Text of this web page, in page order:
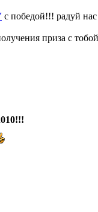
с победой!!! радуй
приза с